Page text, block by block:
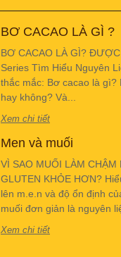
BƠ CACAO LÀ GÌ ?
BƠ CACAO LÀ GÌ?
Series Tìm Hiểu Nguyên
thắc mắc: Bơ cacao là
hay không? Và...
Xem chi tiết
Men và muối
VÌ SAO MUỐI LÀM
GLUTEN KHỎE HƠN?
lên m.e.n và độ ổn định
muối đơn giản là nguyên
Xem chi tiết